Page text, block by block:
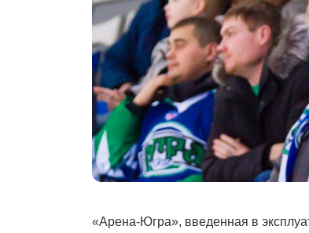
«Арена-Югра», введенная в